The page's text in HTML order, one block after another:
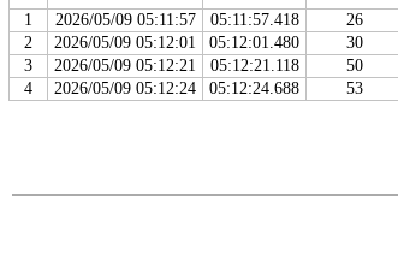
1
2026/05/09 05:11:57 05:11:57.418 26
2
2026/05/09 05:12:01 05:12:01.480 30
3
2026/05/09 05:12:21 05:12:21.118 50
4
2026/05/09 05:12:24 05:12:24.688 53